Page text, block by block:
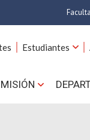
Estudiantes